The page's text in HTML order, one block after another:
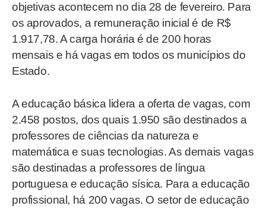
objetivas acontecem no dia 28 de fevereiro. Para
os aprovados, a remuneração inicial é de R$
1.917,78. A carga horária é de 200 horas
mensais e há vagas em todos os municípios do
Estado.
A educação básica lidera a oferta de vagas, com
2.458 postos, dos quais 1.950 são destinados a
professores de ciências da natureza e
matemática e suas tecnologias. As demais vagas
são destinadas a professores de língua
portuguesa e educação sísica. Para a educação
profissional, há 200 vagas. O setor de educação